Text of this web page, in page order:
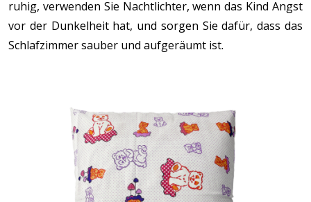
ruhig, verwenden Sie Nachtlichter, wenn das Kind Angst
vor der Dunkelheit hat, und sorgen Sie dafür, dass das
Schlafzimmer sauber und aufgeräumt ist.